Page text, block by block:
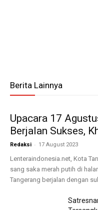
Berita Lainnya
Upacara 17
Berjalan Sukses,
Redaksi - 17 August 2023
Lenteraindonesia.net, Kota
sang saka merah putih di
Tangerang berjalan dengan